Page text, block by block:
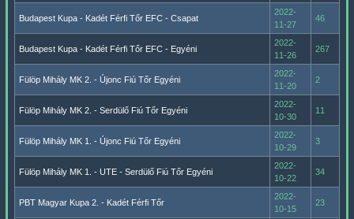
Budapest Kupa - Kadét Férfi Tőr EFC - Csapat
2022-
11-27
46
Budapest Kupa - Kadét Férfi Tőr EFC - Egyéni
2022-
11-26
267
Fülöp Mihály MK 2. - Újonc Fiú Tőr Egyéni
2022-
11-20
2
Fülöp Mihály MK 2. - Serdülő Fiú Tőr Egyéni
2022-
10-30
11
Fülöp Mihály MK 1. - Újonc Fiú Tőr Egyéni
2022-
10-29
3
Fülöp Mihály MK 1. - UTE - Serdülő Fiú Tőr Egyéni
2022-
10-22
34
PBT Magyar Kupa 2. - Kadét Férfi Tőr
2022-
10-15
23